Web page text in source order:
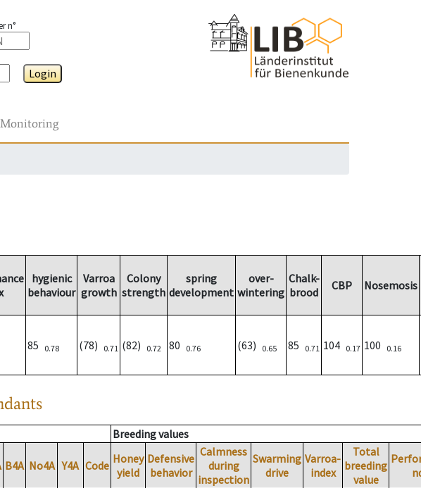
n°
Login
Monitoring
hygienic
behaviour
Varroa
growth
Colony
strength
spring
development
over-
wintering
Chalk-
brood
CBP Nosemosis
85 0.78 (78) 0.71 (82) 0.72 80 0.76 (63) 0.65 85 0.71 104 0.17 100 0.16
Breeding values
B4A No4A Y4A Code Honey
yield
Defensive
behavior
Calmness
during
inspection
Swarming
drive
Varroa-
index
Total
breeding
value